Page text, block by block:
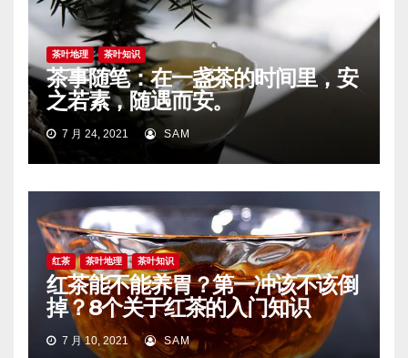
茶叶地理 茶叶知识
茶事随笔：在一盏茶的时间里，安
之若素，随遇而安。
7 月 24, 2021 SAM
红茶 茶叶地理 茶叶知识
红茶能不能养胃？第一冲该不该倒
掉？8个关于红茶的入门知识
7 月 10, 2021 SAM